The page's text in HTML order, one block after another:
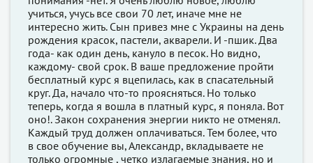
учиться, учусь все свои 70 лет, иначе мне не
интересно жить. Сын привез мне с Украины на день
рождения красок, пастели, акварели. И -пшик. Два
года- как один день, кануло в песок. Но видно,
каждому- свой срок. В ваше предложение пройти
бесплатный курс я вцепилась, как в спасательный
круг. Да, начало что-то проясняться. Но только
теперь, когда я вошла в платный курс, я поняла. Вот
оно!. Закон сохранения энергии никто не отменял.
Каждый труд должен оплачиваться. Тем более, что
в свое обучение вы, Александр, вкладываете не
только огромные , четко излагаемые знания, но и